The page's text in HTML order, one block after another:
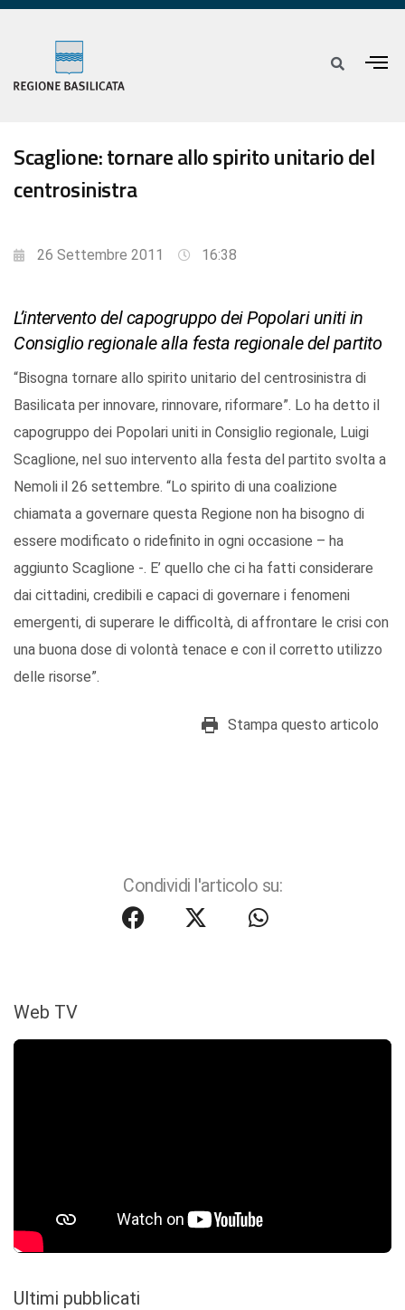
Scaglione: tornare allo spirito unitario del
centrosinistra
26 Settembre 2011 16:38
L’intervento del capogruppo dei Popolari uniti in
Consiglio regionale alla festa regionale del partito
“Bisogna tornare allo spirito unitario del centrosinistra di
Basilicata per innovare, rinnovare, riformare”. Lo ha detto il
capogruppo dei Popolari uniti in Consiglio regionale, Luigi
Scaglione, nel suo intervento alla festa del partito svolta a
Nemoli il 26 settembre. “Lo spirito di una coalizione
chiamata a governare questa Regione non ha bisogno di
essere modificato o ridefinito in ogni occasione – ha
aggiunto Scaglione -. E’ quello che ci ha fatti considerare
dai cittadini, credibili e capaci di governare i fenomeni
emergenti, di superare le difficoltà, di affrontare le crisi con
una buona dose di volontà tenace e con il corretto utilizzo
delle risorse”.
Stampa questo articolo
Condividi l'articolo su:
Web TV
Ultimi pubblicati